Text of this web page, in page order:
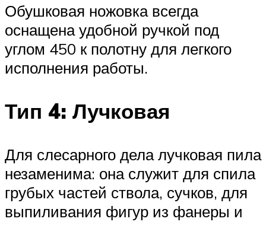
Обушковая ножовка всегда
оснащена удобной ручкой под
углом 450 к полотну для легкого
исполнения работы.
Тип 4: Лучковая
Для слесарного дела лучковая пила
незаменима: она служит для спила
грубых частей ствола, сучков, для
выпиливания фигур из фанеры и